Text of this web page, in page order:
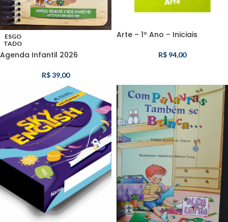
ESGO
TADO
Agenda Infantil 2026
R$39,00
Arte – 1º Ano – Iniciais
R$ 94,00